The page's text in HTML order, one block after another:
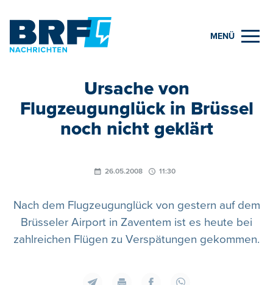
MENÜ
Ursache von
Flugzeugunglück in Brüssel
noch nicht geklärt
26.05.2008 11:30
Nach dem Flugzeugunglück von gestern auf dem
Brüsseler Airport in Zaventem ist es heute bei
zahlreichen Flügen zu Verspätungen gekommen.